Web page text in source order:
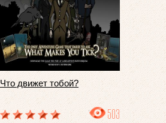
Что движет тобой?
503